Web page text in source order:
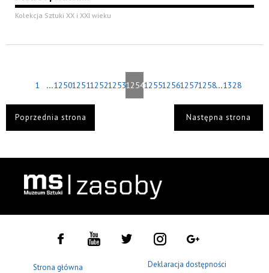
Kolekcja Sztuki XX i XXI wieku
1 ...125012511252125312541255125612571258...1328
Poprzednia strona Następna strona
Strona główna Deklaracja dostępności